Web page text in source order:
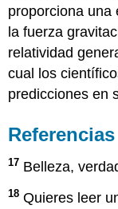
proporciona una
la fuerza
relatividad
cual los
predicciones en
Referencias
17 Belleza,
18 Quieres leer